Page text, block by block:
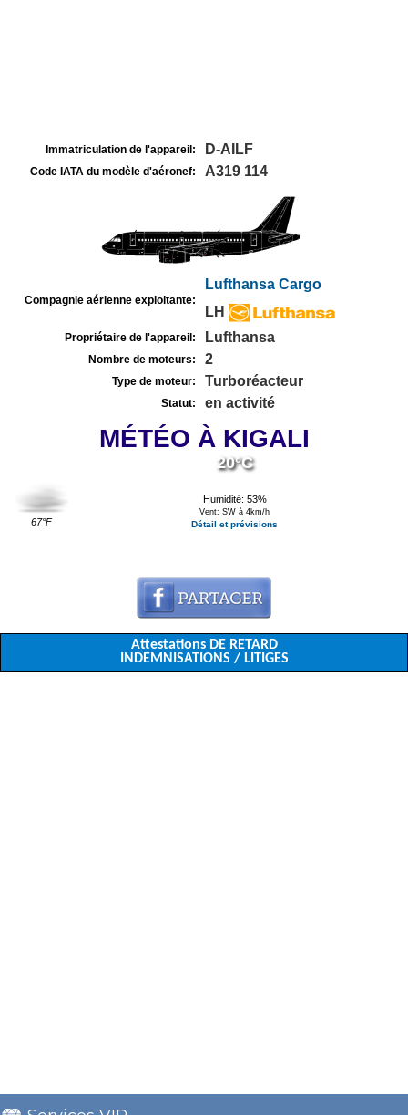
Immatriculation de l'appareil: D-AILF
Code IATA du modèle d'aéronef: A319 114
Compagnie aérienne exploitante:
Lufthansa Cargo
LH
Propriétaire de l'appareil: Lufthansa
Nombre de moteurs: 2
Type de moteur: Turboréacteur
Statut: en activité
MÉTÉO À KIGALI
67°F
20°C
Humidité: 53%
Vent: SW à 4km/h
Détail et prévisions
Attestations DE RETARD
INDEMNISATIONS / LITIGES